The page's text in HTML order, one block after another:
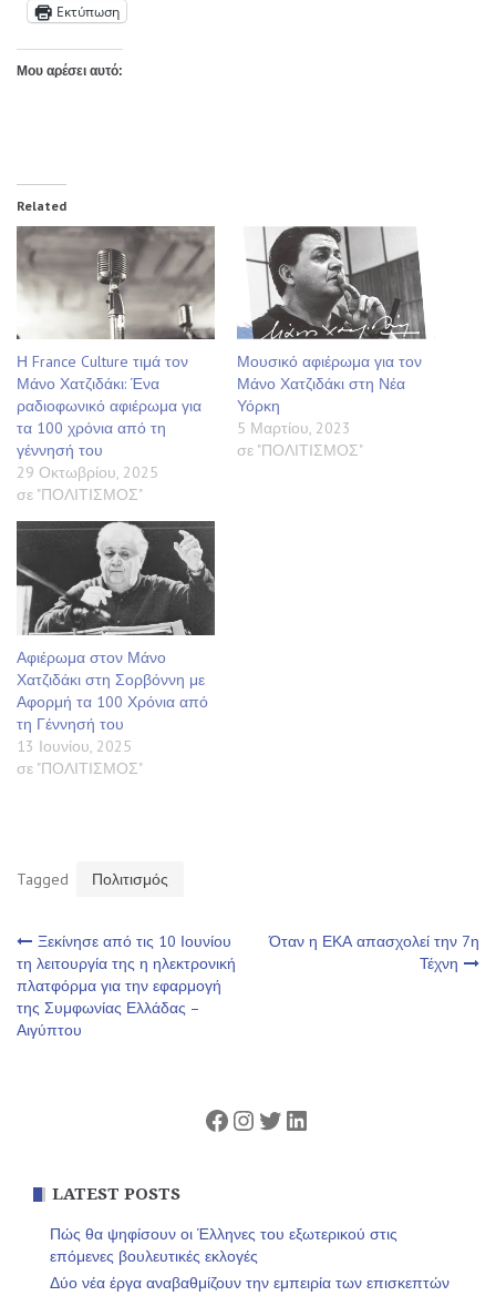
Εκτύπωση
Μου αρέσει αυτό:
Related
Η France Culture τιμά τον
Μάνο Χατζιδάκι: Ένα
ραδιοφωνικό αφιέρωμα για
τα 100 χρόνια από τη
γέννησή του
29 Οκτωβρίου, 2025
σε "ΠΟΛΙΤΙΣΜΟΣ"
Μουσικό αφιέρωμα για τον
Μάνο Χατζιδάκι στη Νέα
Υόρκη
5 Μαρτίου, 2023
σε "ΠΟΛΙΤΙΣΜΟΣ"
Αφιέρωμα στον Μάνο
Χατζιδάκι στη Σορβόννη με
Αφορμή τα 100 Χρόνια από
τη Γέννησή του
13 Ιουνίου, 2025
σε "ΠΟΛΙΤΙΣΜΟΣ"
Tagged Πολιτισμός
Πλοήγηση
άρθρων
Ξεκίνησε από τις 10 Ιουνίου
τη λειτουργία της η ηλεκτρονική
πλατφόρμα για την εφαρμογή
της Συμφωνίας Ελλάδας –
Αιγύπτου
Όταν η ΕΚΑ απασχολεί την 7η
Τέχνη
Facebook
Instagram
Twitter
Linkedin
LATEST POSTS
Πώς θα ψηφίσουν οι Έλληνες του εξωτερικού στις
επόμενες βουλευτικές εκλογές
Δύο νέα έργα αναβαθμίζουν την εμπειρία των επισκεπτών